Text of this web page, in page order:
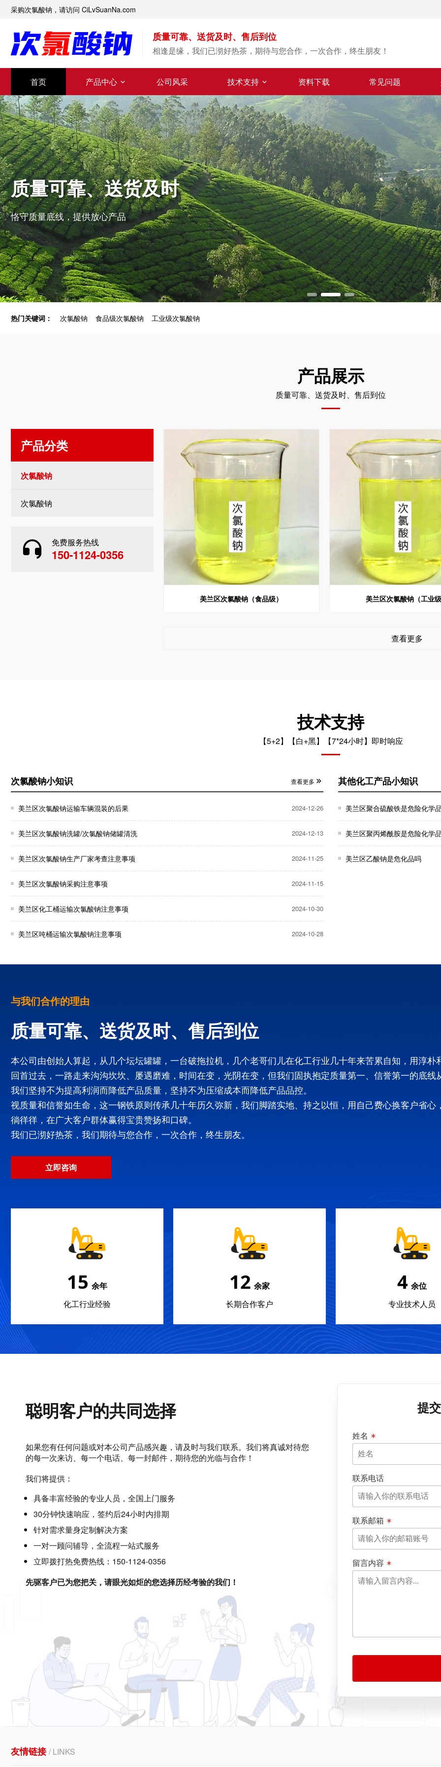
采购次氯酸钠，请访问 CiLvSuanNa.com
质量可靠、送货及时、售后到位
相逢是缘，我们已沏好热茶，期待与您合作，一次合作，终生朋友！
首页 产品中心 公司风采 技术支持 资料下载 常见问题
质量可靠、送货及时
恪守质量底线，提供放心产品
热门关键词： 次氯酸钠 食品级次氯酸钠 工业级次氯酸钠
产品展示
质量可靠、送货及时、售后到位
产品分类
次氯酸钠
次氯酸钠
免费服务热线
150-1124-0356
美兰区次氯酸钠（食品级） 美兰区次氯酸钠（工业
查看更多
技术支持
【5+2】【白+黑】【7*24小时】即时响应
次氯酸钠小知识 查看更多
美兰区次氯酸钠运输车辆混装的后果 2024-12-26
美兰区次氯酸钠洗罐/次氯酸钠储罐清洗 2024-12-13
美兰区次氯酸钠生产厂家考查注意事项 2024-11-25
美兰区次氯酸钠采购注意事项 2024-11-15
美兰区化工桶运输次氯酸钠注意事项 2024-10-30
美兰区吨桶运输次氯酸钠注意事项 2024-10-28
其他化工产品小知识
美兰区聚合硫酸铁是危险化学
美兰区聚丙烯酰胺是危险化学
美兰区乙酸钠是危化品吗
与我们合作的理由
质量可靠、送货及时、售后到位
本公司由创始人算起，从几个坛坛罐罐，一台破拖拉机，几个老哥们儿在化工行业几十年来苦累自知，用淳朴
回首过去，一路走来沟沟坎坎、屡遇磨难，时间在变，光阴在变，但我们固执抱定质量第一、信誉第一的底
我们坚持不为提高利润而降低产品质量，坚持不为压缩成本而降低产品品控。
视质量和信誉如生命，这一钢铁原则传承几十年历久弥新，我们脚踏实地、持之以恒，用自己费心换客户省
徜徉徉，在广大客户群体赢得宝贵赞扬和口碑。
我们已沏好热茶，我们期待与您合作，一次合作，终生朋友。
立即咨询
22 余年
化工行业经验
18 余家
长期合作客户
5 余位
专业技术人员
聪明客户的共同选择
如果您有任何问题或对本公司产品感兴趣，请及时与我们联系。我们将真诚对待您
的每一次来访、每一个电话、每一封邮件，期待您的光临与合作！
我们将提供：
具备丰富经验的专业人员，全国上门服务
30分钟快速响应，签约后24小时内排期
针对需求量身定制解决方案
一对一顾问辅导，全流程一站式服务
立即拨打热免费热线：150-1124-0356
先驱客户已为您把关，请眼光如炬的您选择历经考验的我们！
提
姓名
联系电话
联系邮箱
留言内容
友情链接/ LINKS